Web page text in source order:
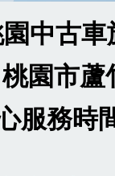
中古
桃園市蘆
服務時